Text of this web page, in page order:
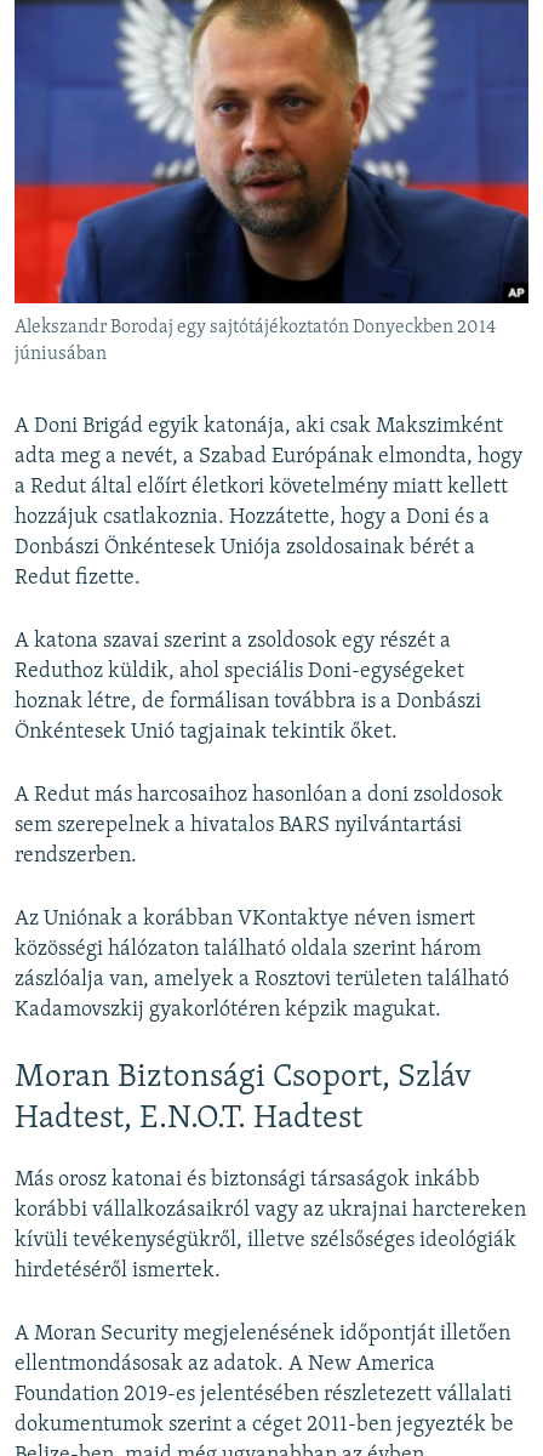
Alekszandr Borodaj egy sajtótájékoztatón Donyeckben 2014
júniusában
A Doni Brigád egyik katonája, aki csak Makszimként
adta meg a nevét, a Szabad Európának elmondta, hogy
a Redut által előírt életkori követelmény miatt kellett
hozzájuk csatlakoznia. Hozzátette, hogy a Doni és a
Donbászi Önkéntesek Uniója zsoldosainak bérét a
Redut fizette.
A katona szavai szerint a zsoldosok egy részét a
Reduthoz küldik, ahol speciális Doni-egységeket
hoznak létre, de formálisan továbbra is a Donbászi
Önkéntesek Unió tagjainak tekintik őket.
A Redut más harcosaihoz hasonlóan a doni zsoldosok
sem szerepelnek a hivatalos BARS nyilvántartási
rendszerben.
Az Uniónak a korábban VKontaktye néven ismert
közösségi hálózaton található oldala szerint három
zászlóalja van, amelyek a Rosztovi területen található
Kadamovszkij gyakorlótéren képzik magukat.
Moran Biztonsági Csoport, Szláv
Hadtest, E.N.O.T. Hadtest
Más orosz katonai és biztonsági társaságok inkább
korábbi vállalkozásaikról vagy az ukrajnai harctereken
kívüli tevékenységükről, illetve szélsőséges ideológiák
hirdetéséről ismertek.
A Moran Security megjelenésének időpontját illetően
ellentmondásosak az adatok. A New America
Foundation 2019-es jelentésében részletezett vállalati
dokumentumok szerint a céget 2011-ben jegyezték be